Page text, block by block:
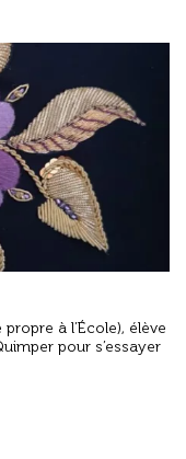
à l’École), élève
pour s’essayer